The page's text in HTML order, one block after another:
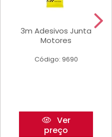
3m Adesivos Junta
Motores
Código: 9690
Ver
preço